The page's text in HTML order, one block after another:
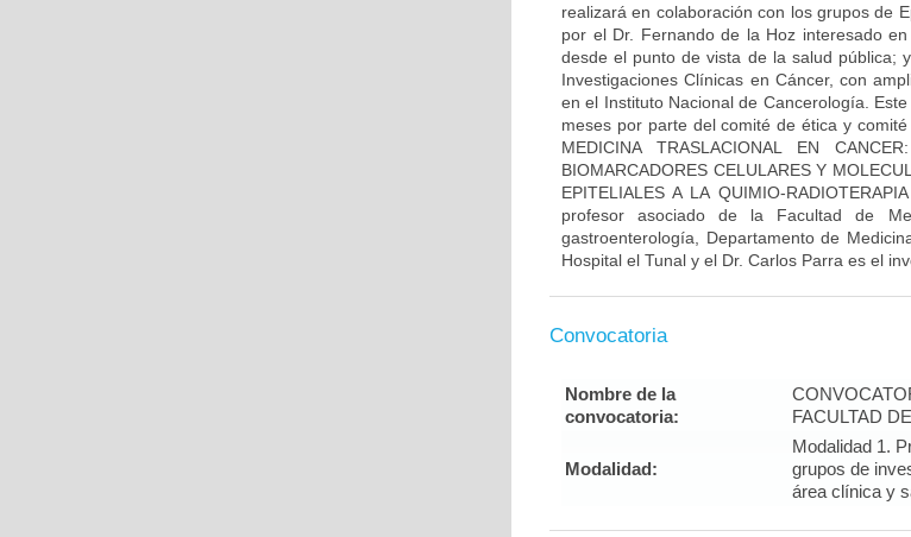
realizará en colaboración con los grupos de
por el Dr. Fernando de la Hoz interesado
desde el punto de vista de la salud pública;
Investigaciones Clínicas en Cáncer, con
en el Instituto Nacional de Cancerología.
meses por parte del comité de ética y
MEDICINA TRASLACIONAL EN
BIOMARCADORES CELULARES Y
EPITELIALES A LA QUIMIO-
profesor asociado de la Facultad de
gastroenterología, Departamento de
Hospital el Tunal y el Dr. Carlos Parra es el
Convocatoria
Nombre de la
convocatoria:
FACULTAD
Modalidad:
Modalidad 1.
grupos de
área clínica y